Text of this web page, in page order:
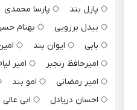
پازل بند
پارسا محمدی
بیدل برزویی
بهنام
بابی
ایوان بند
امیرحافظ رنجبر
امیر
امیر رمضانی
امو بند
احسان دریادل
ابی عالی